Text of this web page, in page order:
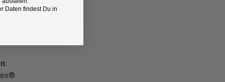
Daten findest Du in